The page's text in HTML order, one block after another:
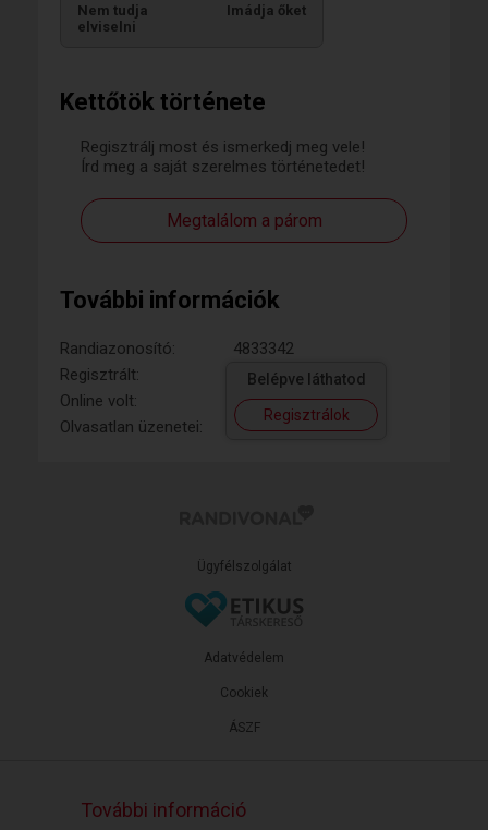
Kettőtök története
Regisztrálj most és ismerkedj meg vele!
Írd meg a saját szerelmes történetedet!
Megtalálom a párom
További információk
Randiazonosító:
4833342
Regisztrált:
Online volt:
Olvasatlan üzenetei:
Belépve láthatod
Regisztrálok
Nem tudja
elviselni
Imádja őket
Ügyfélszolgálat
ÁSZF
Adatvédelem
Cookiek
További információ